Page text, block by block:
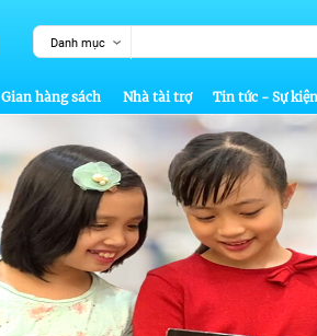
Danh mục
Gian hàng sách Nhà tài trợ Tin tức - Sự kiện